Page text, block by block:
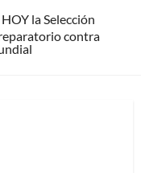
la Selección
contra